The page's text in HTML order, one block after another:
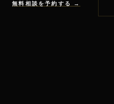
無料相談を予約する →